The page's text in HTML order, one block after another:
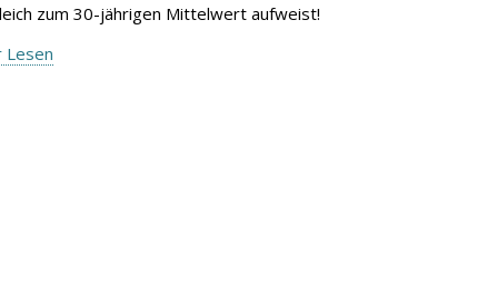
zum 30-jährigen Mittelwert aufweist!
Lesen